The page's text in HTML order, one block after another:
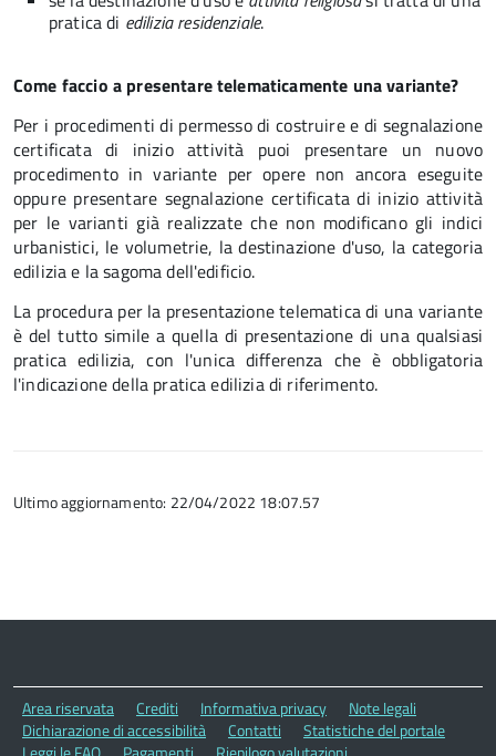
pratica di edilizia residenziale.
Come faccio a presentare telematicamente una variante?
Per i procedimenti di permesso di costruire e di segnalazione
certificata di inizio attività puoi presentare un nuovo
procedimento in variante per opere non ancora eseguite
oppure presentare segnalazione certificata di inizio attività
per le varianti già realizzate che non modificano gli indici
urbanistici, le volumetrie, la destinazione d'uso, la categoria
edilizia e la sagoma dell'edificio.
La procedura per la presentazione telematica di una variante
è del tutto simile a quella di presentazione di una qualsiasi
pratica edilizia, con l'unica differenza che è obbligatoria
l'indicazione della pratica edilizia di riferimento.
Ultimo aggiornamento: 22/04/2022 18:07.57
Area riservata Crediti Informativa privacy
Note legali
Dichiarazione di accessibilità
Contatti
Statistiche del portale